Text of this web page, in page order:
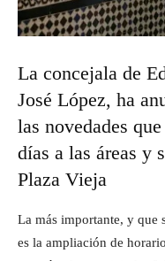
La concejala de
José López, ha
las novedades
días a las áreas y
Plaza Vieja
La más importante, y que
es la ampliación de